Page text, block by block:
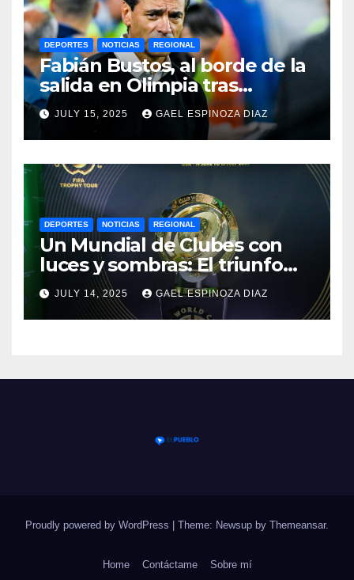
DEPORTES NOTICIAS REGIONAL
Fabián Bustos, al borde de la
salida en Olimpia tras
dolorosa derrota en
Paraguay
JULY 15, 2025 GAEL ESPINOZA DIAZ
DEPORTES NOTICIAS REGIONAL
Un Mundial de Clubes con
luces y sombras: El triunfo
del Chelsea y las lecciones
del torneo
JULY 14, 2025 GAEL ESPINOZA DIAZ
Proudly powered by WordPress Theme: Newsup by Themeansar.
Home Contáctame Sobre mí